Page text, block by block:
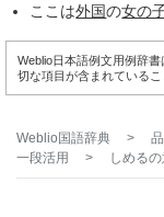
ここは外国の女の
Weblio日本語例文用例辞
切な項目が含まれている
Weblio国語辞典 >
一段活用
> しめる